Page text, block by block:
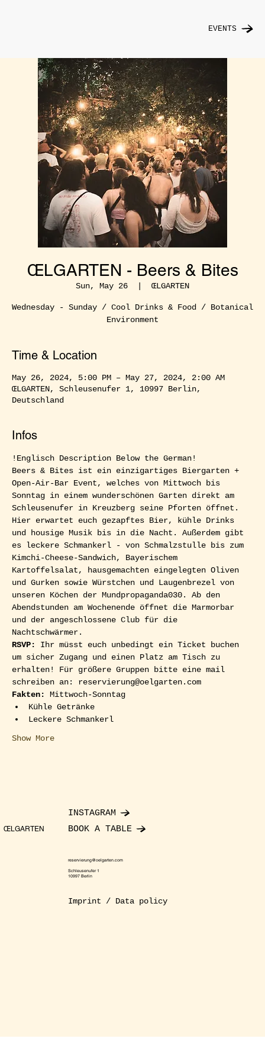
EVENTS
ŒLGARTEN - Beers & Bites
Sun, May 26
  |
ŒLGARTEN
Wednesday - Sunday / Cool Drinks & Food / Botanical
Environment
Time & Location
May 26, 2024, 5:00 PM – May 27, 2024, 2:00 AM
ŒLGARTEN, Schleusenufer 1, 10997 Berlin,
Deutschland
Infos
!Englisch Description Below the German!
Beers & Bites ist ein einzigartiges Biergarten +
Open-Air-Bar Event, welches von Mittwoch bis
Sonntag in einem wunderschönen Garten direkt am
Schleusenufer in Kreuzberg seine Pforten öffnet.
Hier erwartet euch gezapftes Bier, kühle Drinks
und housige Musik bis in die Nacht. Außerdem gibt
es leckere Schmankerl - von Schmalzstulle bis zum
Kimchi-Cheese-Sandwich, Bayerischem
Kartoffelsalat, hausgemachten eingelegten Oliven
und Gurken sowie Würstchen und Laugenbrezel von
unseren Köchen der Mundpropaganda030. Ab den
Abendstunden am Wochenende öffnet die Marmorbar
und der angeschlossene Club für die
Nachtschwärmer.
RSVP: Ihr müsst euch unbedingt ein Ticket buchen
um sicher Zugang und einen Platz am Tisch zu
erhalten! Für größere Gruppen bitte eine mail
schreiben an: reservierung@oelgarten.com
Fakten:
Mittwoch-Sonntag
Kühle Getränke
Leckere Schmankerl
Show More
ŒLGARTEN
INSTAGRAM
BOOK A TABLE
reservierung@oelgarten.com
Schleusenufer 1
10997 Berlin
Imprint / Data policy